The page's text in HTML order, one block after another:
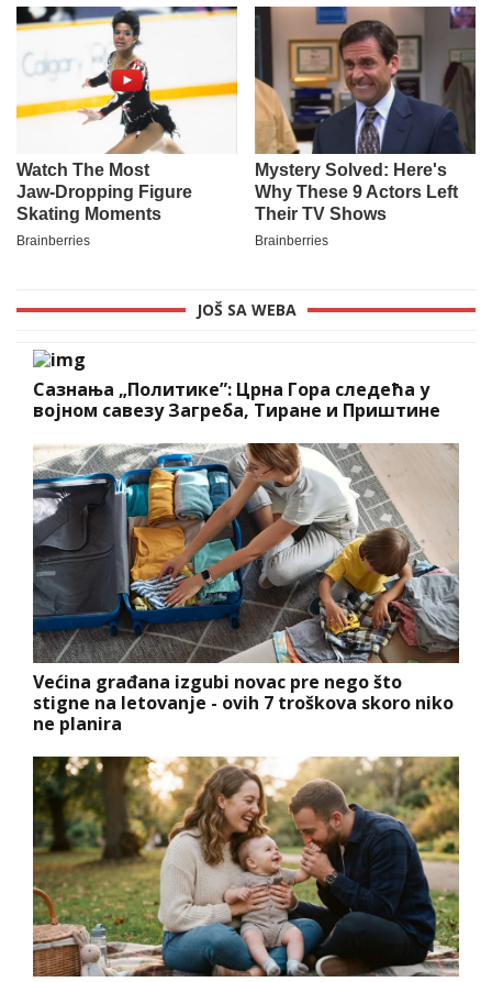
JOŠ SA WEBA
Сазнања „Политике”: Црна Гора следећа у
војном савезу Загреба, Тиране и Приштине
Većina građana izgubi novac pre nego što
stigne na letovanje - ovih 7 troškova skoro niko
ne planira